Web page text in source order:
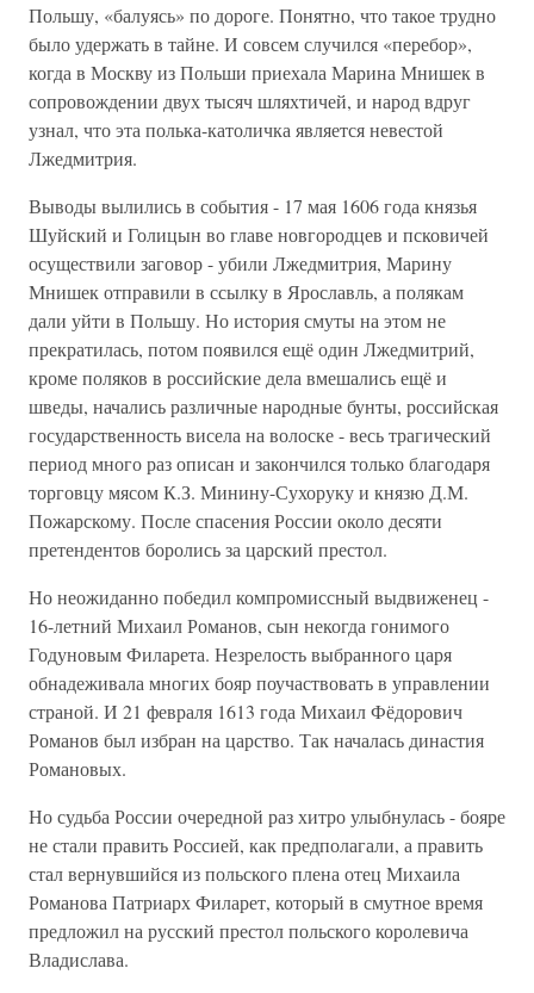
Польшу, «балуясь» по дороге. Понятно, что такое трудно
было удержать в тайне. И совсем случился «перебор»,
когда в Москву из Польши приехала Марина Мнишек в
сопровождении двух тысяч шляхтичей, и народ вдруг
узнал, что эта полька-католичка является невестой
Лжедмитрия.
Выводы вылились в события - 17 мая 1606 года князья
Шуйский и Голицын во главе новгородцев и псковичей
осуществили заговор - убили Лжедмитрия, Марину
Мнишек отправили в ссылку в Ярославль, а полякам
дали уйти в Польшу. Но история смуты на этом не
прекратилась, потом появился ещё один Лжедмитрий,
кроме поляков в российские дела вмешались ещё и
шведы, начались различные народные бунты, российская
государственность висела на волоске - весь трагический
период много раз описан и закончился только благодаря
торговцу мясом К.З. Минину-Сухоруку и князю Д.М.
Пожарскому. После спасения России около десяти
претендентов боролись за царский престол.
Но неожиданно победил компромиссный выдвиженец -
16-летний Михаил Романов, сын некогда гонимого
Годуновым Филарета. Незрелость выбранного царя
обнадеживала многих бояр поучаствовать в управлении
страной. И 21 февраля 1613 года Михаил Фёдорович
Романов был избран на царство. Так началась династия
Романовых.
Но судьба России очередной раз хитро улыбнулась - бояре
не стали править Россией, как предполагали, а править
стал вернувшийся из польского плена отец Михаила
Романова Патриарх Филарет, который в смутное время
предложил на русский престол польского королевича
Владислава.